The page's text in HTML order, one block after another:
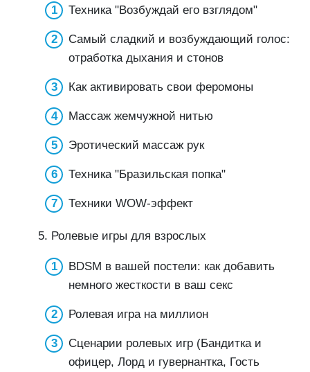
Техника "Возбуждай его взглядом"
Самый сладкий и возбуждающий голос:
отработка дыхания и стонов
Как активировать свои феромоны
Массаж жемчужной нитью
Эротический массаж рук
Техника "Бразильская попка"
Техники WOW-эффект
5. Ролевые игры для взрослых
BDSM в вашей постели: как добавить
немного жесткости в ваш секс
Ролевая игра на миллион
Сценарии ролевых игр (Бандитка и
офицер, Лорд и гувернантка, Гость